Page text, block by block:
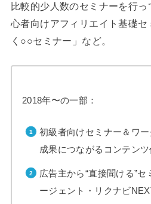
比較的少人数のセミナーを行
心者向けアフィリエイト基礎
く○○セミナー」など。
2018年〜の一部：
初級者向けセミナー＆ワ
成果につながるコンテンツ
広告主から“直接聞ける”
ージェント・リクナビ